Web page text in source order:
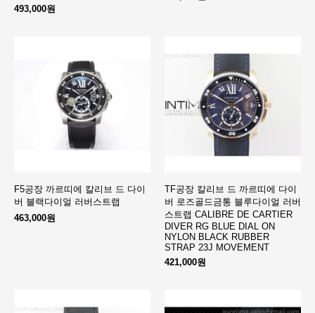
493,000원
F5공장 까르띠에 칼리브 드 다이
버 블랙다이얼 러버스트랩
463,000원
TF공장 칼리브 드 까르띠에 다이
버 로즈골드금통 블루다이얼 러버
스트랩 CALIBRE DE CARTIER
DIVER RG BLUE DIAL ON
NYLON BLACK RUBBER
STRAP 23J MOVEMENT
421,000원